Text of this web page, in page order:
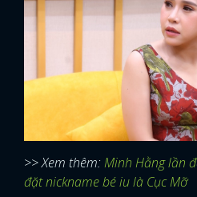
>> Xem thêm:Minh Hằng lần
đặt nickname bé iu là Cục Mỡ